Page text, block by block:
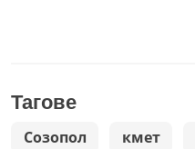
Тагове
Созопол кмет